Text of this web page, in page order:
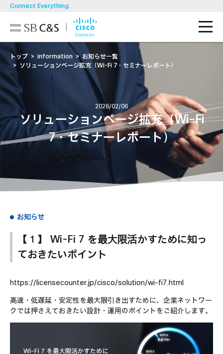
Connect Everything.
技術ブログ
導入事例
製品一覧
ソリューション
お知らせ・イベント/セミナー
トップ information
お知らせ一覧
ソリューションページ拡充（Wi-Fi 7・セミナーレポート）
2026/02/06
ソリューションページ拡充（Wi-Fi
7・セミナーレポート）
お知らせ
【１】 Wi-Fi 7 を最大限活かすために知っ
ておきたいポイント
https://licensecounter.jp/cisco/solution/wi-fi7.html
高速・低遅延・安定性を最大限引き出すために、企業ネットワー
クでは押さえておきたい設計・運用のポイントをご紹介します。